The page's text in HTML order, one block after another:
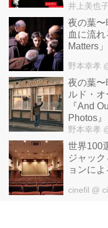
井上美也
夜の葉〜
血に流
Matters」
野本幸孝
夜の葉〜
ルド・
『And
Photos』
野本幸孝
世界100
ジャッ
ョンに
cinefil @